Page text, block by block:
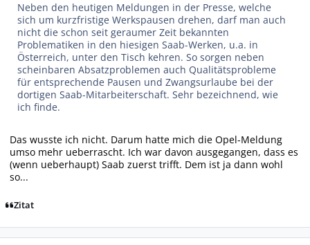
Neben den heutigen Meldungen in der Presse, welche
sich um kurzfristige Werkspausen drehen, darf man auch
nicht die schon seit geraumer Zeit bekannten
Problematiken in den hiesigen Saab-Werken, u.a. in
Österreich, unter den Tisch kehren. So sorgen neben
scheinbaren Absatzproblemen auch Qualitätsprobleme
für entsprechende Pausen und Zwangsurlaube bei der
dortigen Saab-Mitarbeiterschaft. Sehr bezeichnend, wie
ich finde.
Das wusste ich nicht. Darum hatte mich die Opel-Meldung
umso mehr ueberrascht. Ich war davon ausgegangen, dass es
(wenn ueberhaupt) Saab zuerst trifft. Dem ist ja dann wohl
so...
Zitat